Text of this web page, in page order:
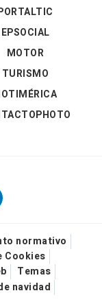
EPSOCIAL
MOTOR
TURISMO
normativo
Cookies
Temas
navidad